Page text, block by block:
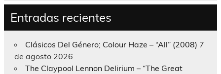
Entradas recientes
Clásicos Del Género; Colour Haze – “All” (2008) 7
de agosto 2026
The Claypool Lennon Delirium – “The Great